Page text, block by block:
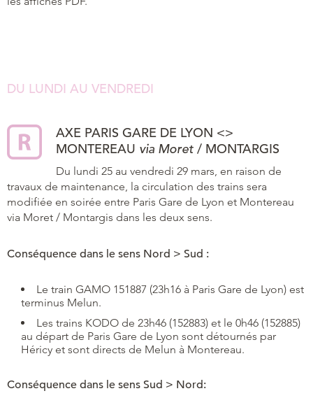
DU LUNDI AU VENDREDI
AXE PARIS GARE DE LYON <>
MONTEREAU via Moret / MONTARGIS
Du lundi 25 au vendredi 29 mars, en raison de
travaux de maintenance, la circulation des trains sera
modifiée en soirée entre Paris Gare de Lyon et Montereau
via Moret / Montargis dans les deux sens.
Conséquence dans le sens Nord > Sud :
Le train GAMO 151887 (23h16 à Paris Gare de Lyon) est
terminus Melun.
Les trains KODO de 23h46 (152883) et le 0h46 (152885)
au départ de Paris Gare de Lyon sont détournés par
Héricy et sont directs de Melun à Montereau.
Conséquence dans le sens Sud > Nord: